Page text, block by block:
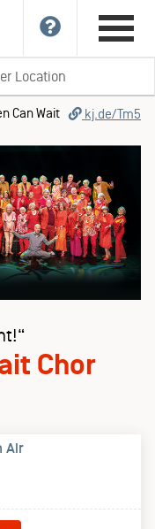
Can Wait
kj.de/Tm5
Chor
Air